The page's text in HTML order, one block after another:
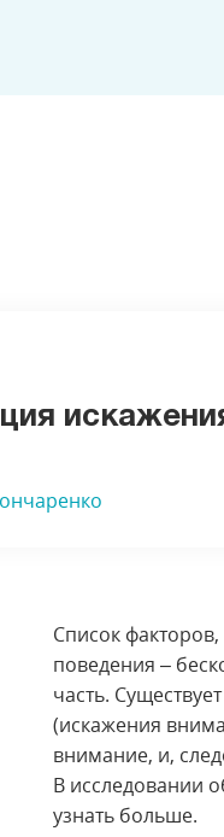
Список
поведения –
часть.
(искажения
внимание, и,
В исследовании
узнать больше.